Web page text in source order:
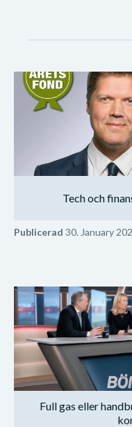
Tech och
Publicerad 30. January
Full gas eller